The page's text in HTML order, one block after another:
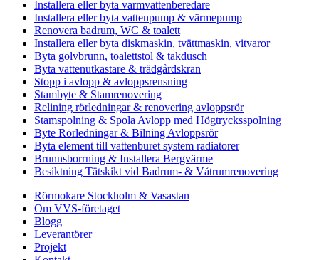
Installera eller byta varmvattenberedare
Installera eller byta vattenpump & värmepump
Renovera badrum, WC & toalett
Installera eller byta diskmaskin, tvättmaskin, vitvaror
Byta golvbrunn, toalettstol & takdusch
Byta vattenutkastare & trädgårdskran
Stopp i avlopp & avloppsrensning
Stambyte & Stamrenovering
Relining rörledningar & renovering avloppsrör
Stamspolning & Spola Avlopp med Högtrycksspolning
Byte Rörledningar & Bilning Avloppsrör
Byta element till vattenburet system radiatorer
Brunnsborrning & Installera Bergvärme
Besiktning Tätskikt vid Badrum- & Våtrumrenovering
Rörmokare Stockholm & Vasastan
Om VVS-företaget
Blogg
Leverantörer
Projekt